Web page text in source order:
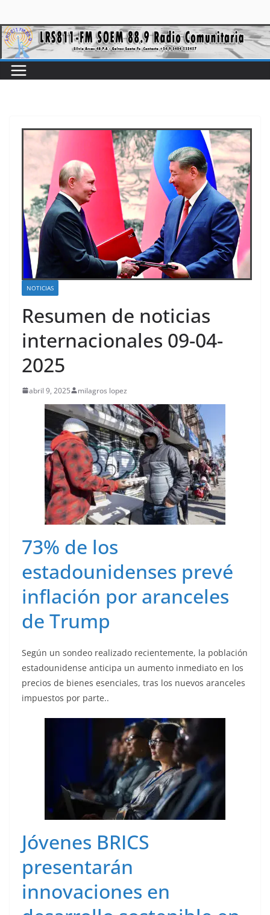
NOTICIAS
Resumen de noticias
internacionales 09-04-
2025
abril 9, 2025 milagros lopez
73% de los
estadounidenses prevé
inflación por aranceles
de Trump
Según un sondeo realizado recientemente, la población
estadounidense anticipa un aumento inmediato en los
precios de bienes esenciales, tras los nuevos aranceles
impuestos por parte..
Jóvenes BRICS
presentarán
innovaciones en